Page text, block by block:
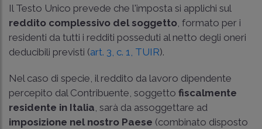
Il Testo Unico prevede che l'imposta si applichi sul
reddito complessivo del soggetto , formato per i
residenti da tutti i redditi posseduti al netto degli oneri
deducibili previsti (art. 3, c. 1, TUIR).
Nel caso di specie, il reddito da lavoro dipendente
percepito dal Contribuente, soggetto fiscalmente
residente in Italia , sarà da assoggettare ad
imposizione nel nostro Paese (combinato disposto